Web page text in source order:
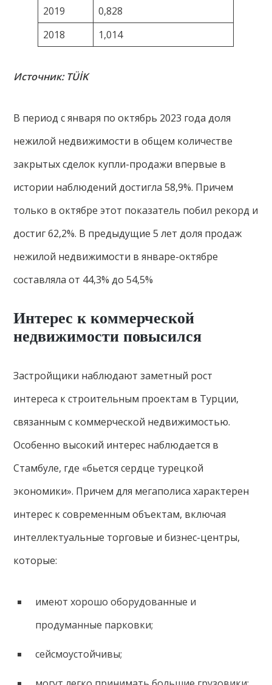
2019
0,828
2018
1,014
Источник: TÜİK
В период с января по октябрь 2023 года доля
нежилой недвижимости в общем количестве
закрытых сделок купли-продажи впервые в
истории наблюдений достигла 58,9%. Причем
только в октябре этот показатель побил рекорд и
достиг 62,2%. В предыдущие 5 лет доля продаж
нежилой недвижимости в январе-октябре
составляла от 44,3% до 54,5%
Интерес к коммерческой
недвижимости повысился
Застройщики наблюдают заметный рост
интереса к строительным проектам в Турции,
связанным с коммерческой недвижимостью.
Особенно высокий интерес наблюдается в
Стамбуле, где «бьется сердце турецкой
экономики». Причем для мегаполиса характерен
интерес к современным объектам, включая
интеллектуальные торговые и бизнес-центры,
которые:
имеют хорошо оборудованные и
продуманные парковки;
сейсмоустойчивы;